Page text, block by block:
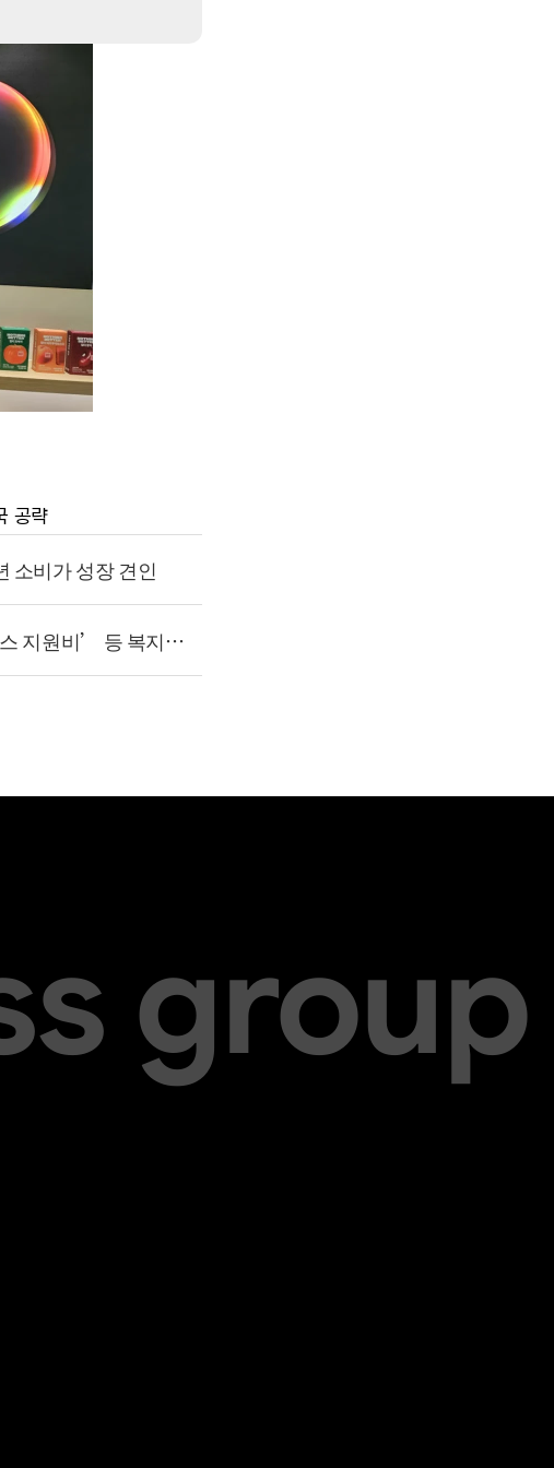
공략
소비가 성장 견인
지원비’ 등 복지
group